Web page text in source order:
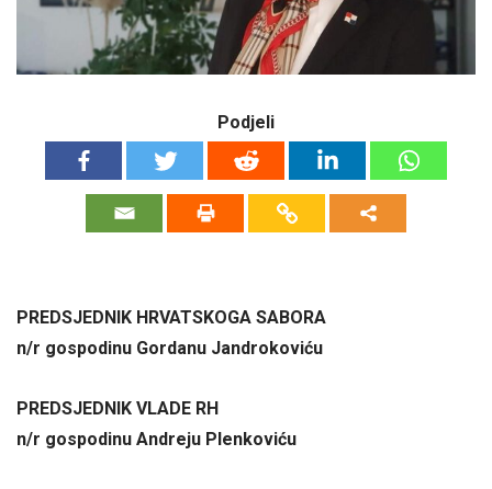
Podjeli
PREDSJEDNIK HRVATSKOGA SABORA
n/r gospodinu Gordanu Jandrokoviću
PREDSJEDNIK VLADE RH
n/r gospodinu Andreju Plenkoviću